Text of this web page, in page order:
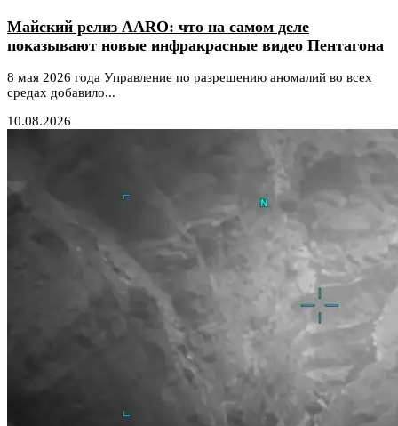
Майский релиз AARO: что на самом деле
показывают новые инфракрасные видео Пентагона
8 мая 2026 года Управление по разрешению аномалий во всех
средах добавило...
10.08.2026